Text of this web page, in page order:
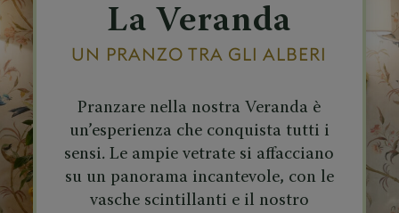
La Veranda
UN PRANZO TRA GLI ALBERI
Pranzare nella nostra Veranda è
un’esperienza che conquista tutti i
sensi. Le ampie vetrate si affacciano
su un panorama incantevole, con le
vasche scintillanti e il nostro